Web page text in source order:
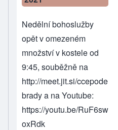
Nedělní bohoslužby
opět v omezeném
množství v kostele od
9:45, souběžně na
http://meet.jit.si/ccepode
bradya na Youtube:
https://youtu.be/RuF6sw
oxRdk